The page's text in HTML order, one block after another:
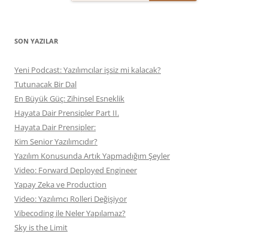
SON YAZILAR
Yeni Podcast: Yazılımcılar işsiz mi kalacak?
Tutunacak Bir Dal
En Büyük Güç: Zihinsel Esneklik
Hayata Dair Prensipler Part II.
Hayata Dair Prensipler:
Kim Senior Yazılımcıdır?
Yazılım Konusunda Artık Yapmadığım Şeyler
Video: Forward Deployed Engineer
Yapay Zeka ve Production
Video: Yazılımcı Rolleri Değişiyor
Vibecoding ile Neler Yapılamaz?
Sky is the Limit